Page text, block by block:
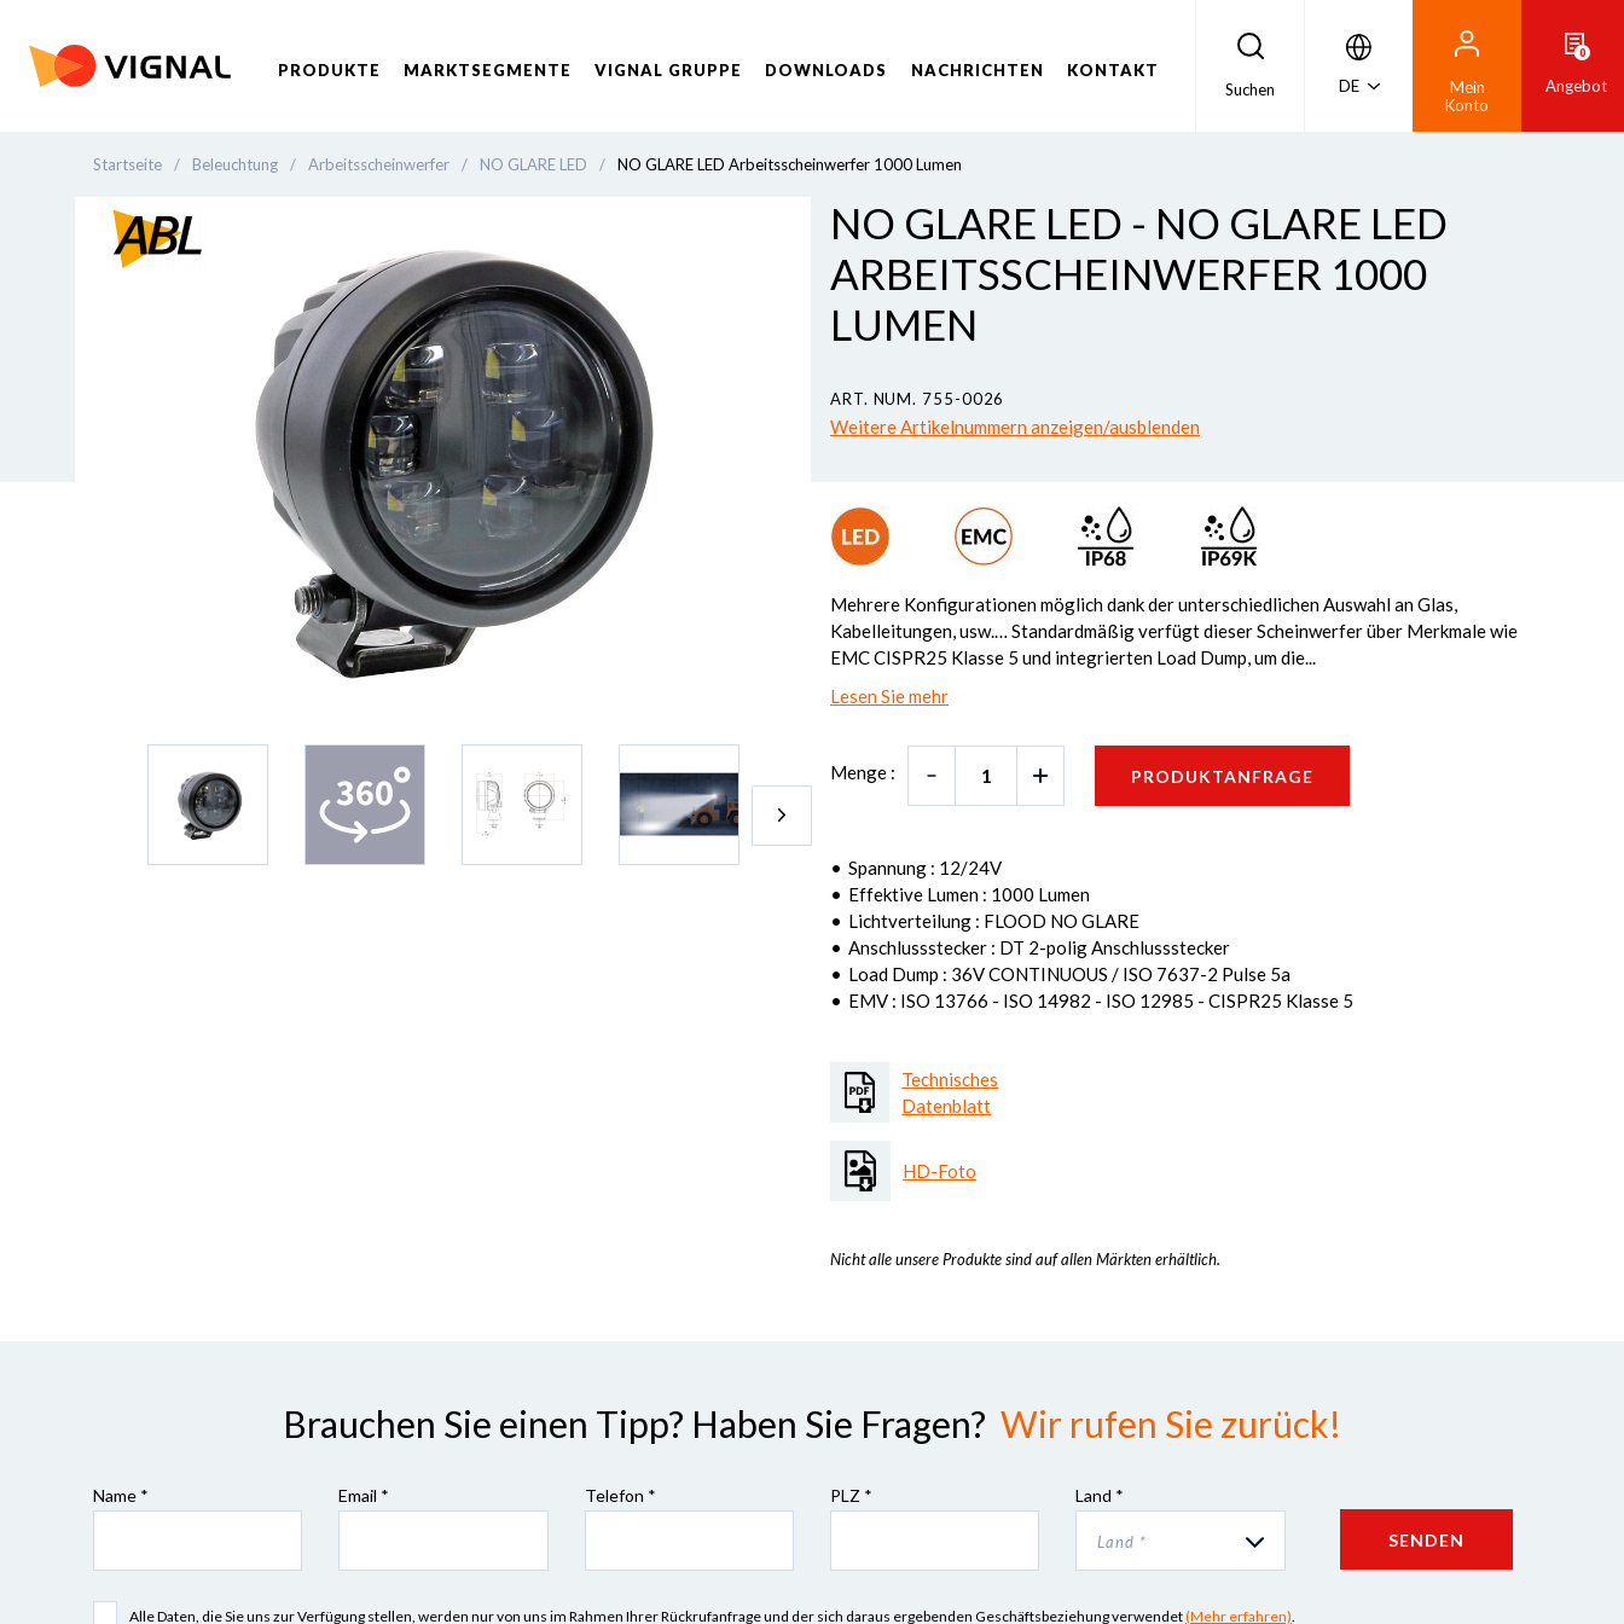
PRODUKTE MARKTSEGMENTE VIGNAL GRUPPE DOWNLOADS NACHRICHTEN
KONTAKT
Suchen
DE
Mein
Konto
0
Angebot
Startseite / Beleuchtung / Arbeitsscheinwerfer / NO GLARE LED / NO GLARE LED Arbeitsscheinwerfer 1000 Lumen
NO GLARE LED - NO GLARE LED
ARBEITSSCHEINWERFER 1000
LUMEN
ART. NUM. 755-0026
Weitere Artikelnummern anzeigen/ausblenden
Mehrere Konfigurationen möglich dank der unterschiedlichen Auswahl an Glas,
Kabelleitungen, usw.… Standardmäßig verfügt dieser Scheinwerfer über Merkmale wie
EMC CISPR25 Klasse 5 und integrierten Load Dump, um die...
Lesen Sie mehr
Menge : PRODUKTANFRAGE
Spannung : 12/24V
Effektive Lumen : 1000 Lumen
Lichtverteilung : FLOOD NO GLARE
Anschlussstecker : DT 2-polig Anschlussstecker
Load Dump : 36V CONTINUOUS / ISO 7637-2 Pulse 5a
EMV : ISO 13766 - ISO 14982 - ISO 12985 - CISPR25 Klasse 5
Technisches
Datenblatt
HD-Foto
Nicht alle unsere Produkte sind auf allen Märkten erhältlich.
Brauchen Sie einen Tipp? Haben Sie Fragen? Wir rufen Sie zurück!
Name * Email * Telefon * PLZ * Land *
Land * SENDEN
Alle Daten, die Sie uns zur Verfügung stellen, werden nur von uns im Rahmen Ihrer Rückrufanfrage und der sich daraus ergebenden Geschäftsbeziehung verwendet(Mehr erfahren).